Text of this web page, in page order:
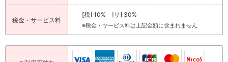
税金・サービス料
[税] 10% [サ] 30%
※税金・サービス料は上記金額に含まれません